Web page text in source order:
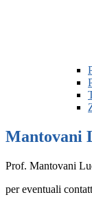
Mantovani
Prof. Mantovani
per eventuali